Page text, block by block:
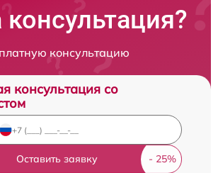
консультацию
консультация со
Оставить заявку